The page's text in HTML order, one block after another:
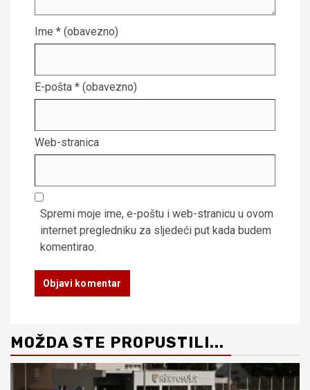
Ime * (obavezno)
E-pošta * (obavezno)
Web-stranica
Spremi moje ime, e-poštu i web-stranicu u ovom
internet pregledniku za sljedeći put kada budem
komentirao.
MOŽDA STE PROPUSTILI...